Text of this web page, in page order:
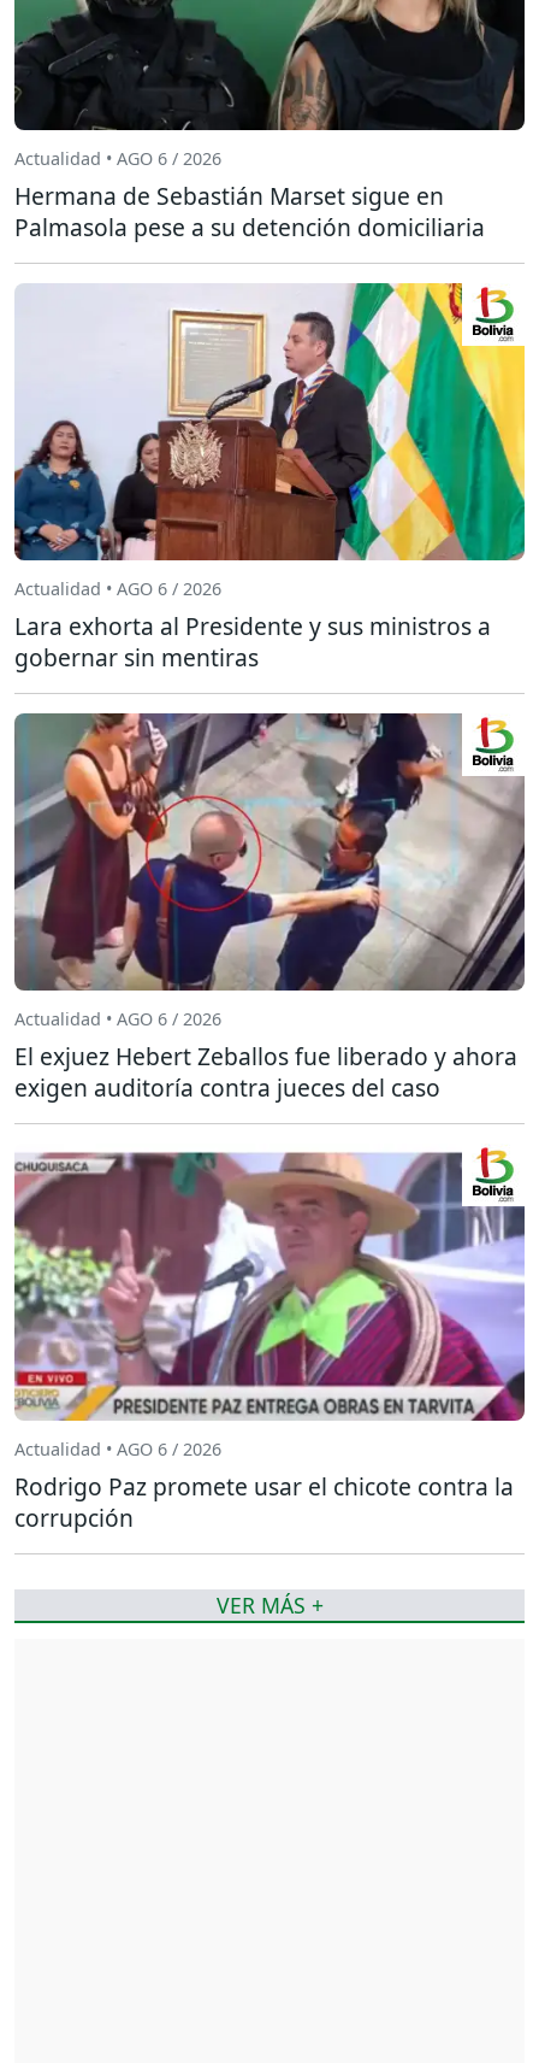
Actualidad • AGO 6 / 2026
Hermana de Sebastián Marset sigue en
Palmasola pese a su detención domiciliaria
Actualidad • AGO 6 / 2026
Lara exhorta al Presidente y sus ministros a
gobernar sin mentiras
Actualidad • AGO 6 / 2026
El exjuez Hebert Zeballos fue liberado y ahora
exigen auditoría contra jueces del caso
Actualidad • AGO 6 / 2026
Rodrigo Paz promete usar el chicote contra la
corrupción
VER MÁS +